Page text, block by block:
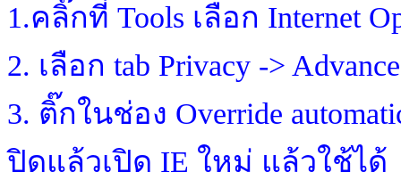
1.คลิ๊กที่ Tools เลือก Internet
2. เลือก tab Privacy ->
3. ติ๊กในช่อง Override
ปิดแล้วเปิด IE ใหม่ แล้วใช้ได้